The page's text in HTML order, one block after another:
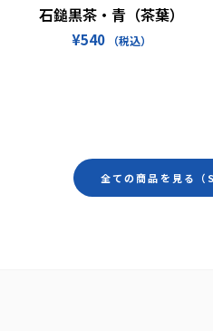
お買い物カゴに追加
石鎚黒茶・青（茶葉）
¥540 （税込）
全ての商品を見る（